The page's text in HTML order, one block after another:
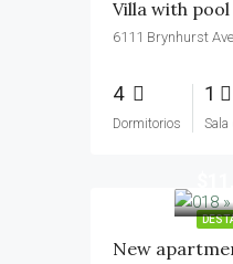
Villa with pool
6111 Brynhurst
4
Dormitorios
1
Sala
New